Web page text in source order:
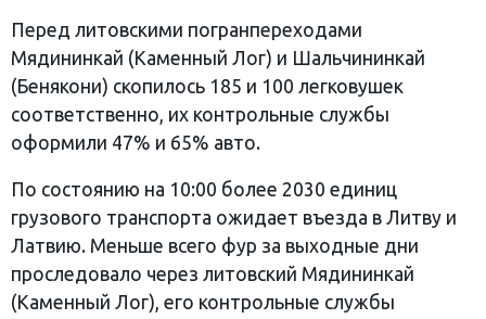
Перед литовскими погранпереходами
Мядининкай (Каменный Лог) и Шальчининкай
(Бенякони) скопилось 185 и 100 легковушек
соответственно, их контрольные службы
оформили 47% и 65% авто.
По состоянию на 10:00 более 2030 единиц
грузового транспорта ожидает въезда в Литву и
Латвию. Меньше всего фур за выходные дни
проследовало через литовский Мядининкай
(Каменный Лог), его контрольные службы